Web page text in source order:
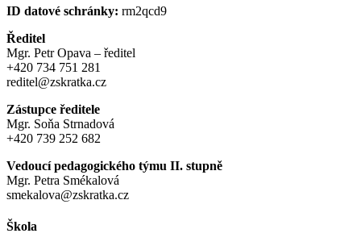
ID datové schránky: rm2qcd9
Ředitel
Mgr. Petr Opava – ředitel
+420 734 751 281
reditel@zskratka.cz
Zástupce ředitele
Mgr. Soňa Strnadová
+420 739 252 682
Vedoucí pedagogického týmu II. stupně
Mgr. Petra Smékalová
smekalova@zskratka.cz
Škola